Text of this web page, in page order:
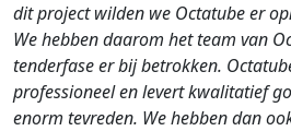
dit project wilden we Octatube er
We hebben daarom het team van
tenderfase er bij betrokken.
professioneel en levert kwalitatief
enorm tevreden. We hebben dan